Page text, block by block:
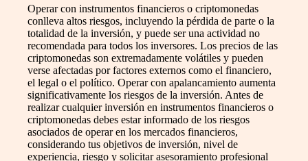
Operar con instrumentos financieros o criptomonedas
conlleva altos riesgos, incluyendo la pérdida de parte o la
totalidad de la inversión, y puede ser una actividad no
recomendada para todos los inversores. Los precios de las
criptomonedas son extremadamente volátiles y pueden
verse afectadas por factores externos como el financiero,
el legal o el político. Operar con apalancamiento aumenta
significativamente los riesgos de la inversión. Antes de
realizar cualquier inversión en instrumentos financieros o
criptomonedas debes estar informado de los riesgos
asociados de operar en los mercados financieros,
considerando tus objetivos de inversión, nivel de
experiencia, riesgo y solicitar asesoramiento profesional